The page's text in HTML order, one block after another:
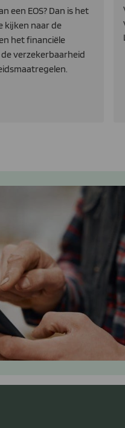
een EOS? Dan is het
kijken naar de
het financiële
verzekerbaarheid